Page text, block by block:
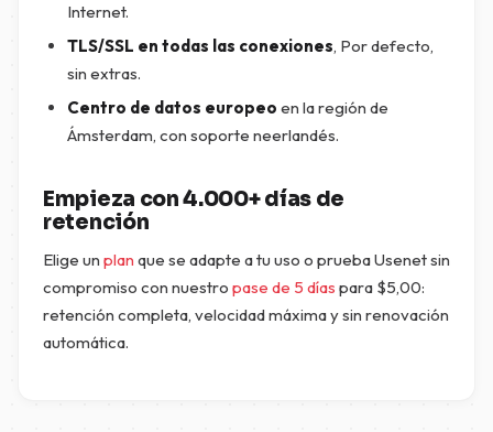
Internet.
TLS/SSL en todas las conexiones, Por defecto,
sin extras.
Centro de datos europeo en la región de
Ámsterdam, con soporte neerlandés.
Empieza con 4.000+ días de
retención
Elige un plan que se adapte a tu uso o prueba Usenet sin
compromiso con nuestro pase de 5 días para $5,00:
retención completa, velocidad máxima y sin renovación
automática.